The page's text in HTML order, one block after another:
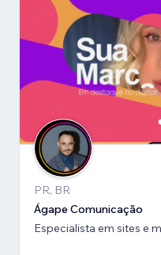
PR, BR
Ágape Comunicação
Especialista em sites e